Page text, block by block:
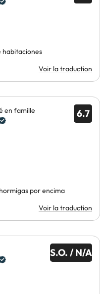
habitaciones
Voir la traduction
6.7
en famille
por encima
Voir la traduction
S.O. / N/A